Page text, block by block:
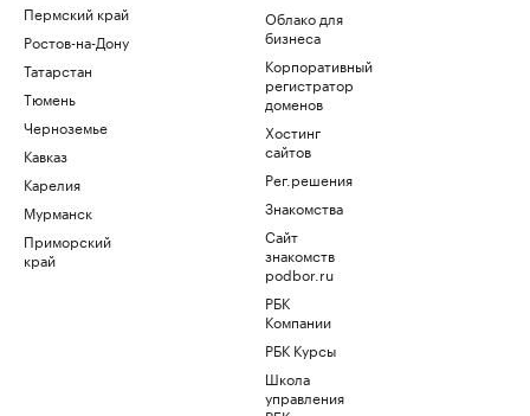
Пермский край
Ростов-на-Дону
Татарстан
Тюмень
Черноземье
Кавказ
Карелия
Мурманск
Приморский
край
Облако для
бизнеса
Корпоративный
регистратор
доменов
Хостинг
сайтов
Рег.решения
Знакомства
Сайт
знакомств
podbor.ru
РБК
Компании
РБК Курсы
Школа
управления